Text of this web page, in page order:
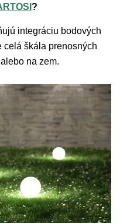
?
integráciu bodových
celá škála prenosných
na zem.